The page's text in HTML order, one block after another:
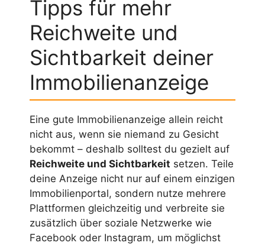
Tipps für mehr
Reichweite und
Sichtbarkeit deiner
Immobilienanzeige
Eine gute Immobilienanzeige allein reicht
nicht aus, wenn sie niemand zu Gesicht
bekommt – deshalb solltest du gezielt auf
Reichweite und Sichtbarkeit setzen. Teile
deine Anzeige nicht nur auf einem einzigen
Immobilienportal, sondern nutze mehrere
Plattformen gleichzeitig und verbreite sie
zusätzlich über soziale Netzwerke wie
Facebook oder Instagram, um möglichst